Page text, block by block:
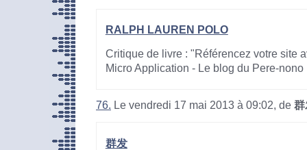
RALPH LAUREN POLO
Critique de livre : "Référencez votre site
Micro Application - Le blog du Pere-nono
76. Le vendredi 17 mai 2013 à 09:02, de 群
群发